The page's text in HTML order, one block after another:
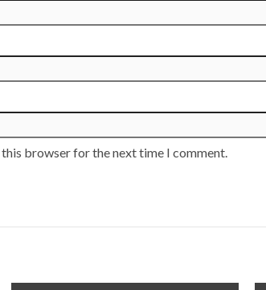
this browser for the next time I comment.